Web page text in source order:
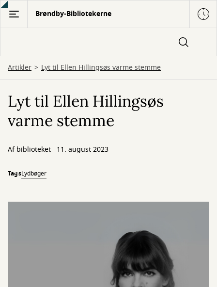
Gå
hovedindhold
Brøndby-Bibliotekerne
Artikler Lyt til Ellen Hillingsøs varme stemme
Lyt til Ellen Hillingsøs
varme stemme
Af biblioteket 11. august 2023
TagsLydbøger